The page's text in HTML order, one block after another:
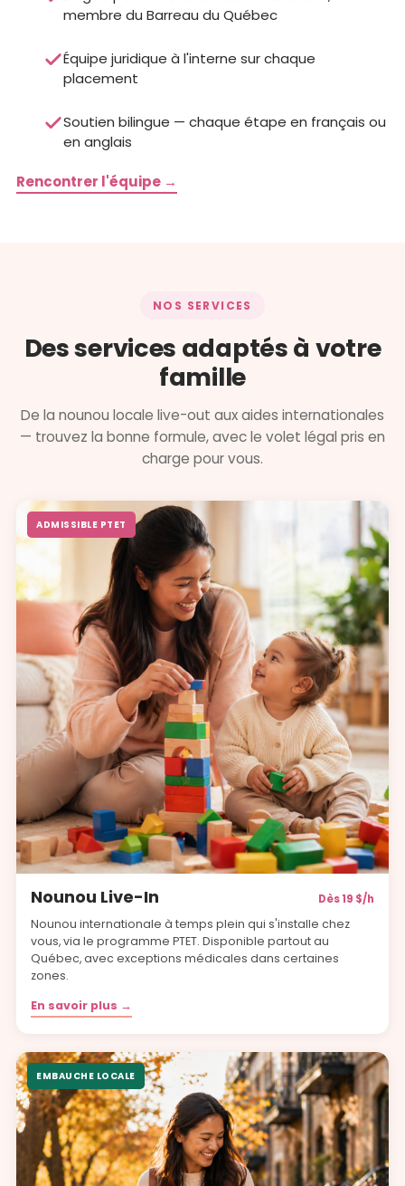
membre du Barreau du Québec
Équipe juridique à l'interne sur chaque
placement
Soutien bilingue — chaque étape en français ou
en anglais
Rencontrer l'équipe →
NOS SERVICES
Des services adaptés à votre
famille
De la nounou locale live-out aux aides internationales
— trouvez la bonne formule, avec le volet légal pris en
charge pour vous.
ADMISSIBLE PTET
Nounou Live-In Dès 19 $/h
Nounou internationale à temps plein qui s'installe chez
vous, via le programme PTET. Disponible partout au
Québec, avec exceptions médicales dans certaines
zones.
En savoir plus →
EMBAUCHE LOCALE